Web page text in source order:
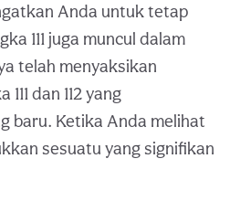
Anda untuk tetap
111 juga muncul dalam
telah menyaksikan
dan 112 yang
baru. Ketika Anda melihat
sesuatu yang signifikan